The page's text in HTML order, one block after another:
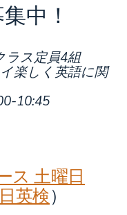
中！
ス定員4組
楽しく英語に関
10:45
ス 土曜日
英検）